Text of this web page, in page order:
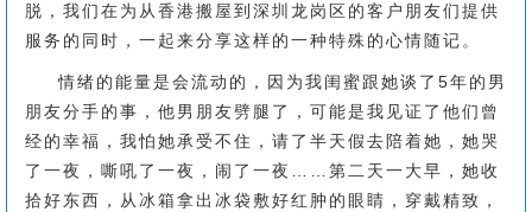
脱，我们在为从香港搬屋到深圳龙岗区的客户朋友们提供
服务的同时，一起来分享这样的一种特殊的心情随记。
情绪的能量是会流动的，因为我闺蜜跟她谈了5年的男
朋友分手的事，他男朋友劈腿了，可能是我见证了他们曾
经的幸福，我怕她承受不住，请了半天假去陪着她，她哭
了一夜，嘶吼了一夜，闹了一夜……第二天一大早，她收
拾好东西，从冰箱拿出冰袋敷好红肿的眼睛，穿戴精致，